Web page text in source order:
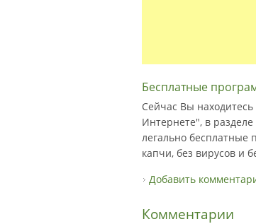
Бесплатные
Сейчас Вы
Интернете", в разделе
легально бесплатные
капчи, без вирусов и
Добавить
Комментарии